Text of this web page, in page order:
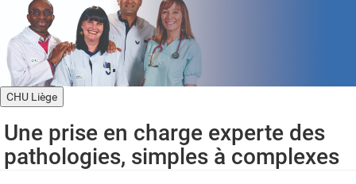
CHU Liège
Une prise en charge experte des
pathologies, simples à complexes